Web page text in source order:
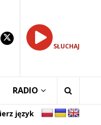
SŁUCHAJ
RADIO
język